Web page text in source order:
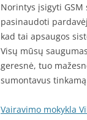
Norintys įsigyti
pasinaudoti
kad tai apsaugos
Visų mūsų
geresnė, tuo
sumontavus
Vairavimo mokykla